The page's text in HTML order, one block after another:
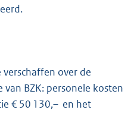
over de
BZK: personele kosten
€ 50 130,– en het